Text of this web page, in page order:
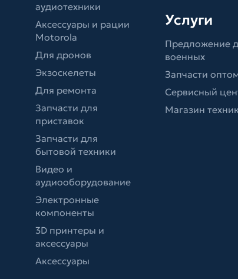
аудиотехники
Аксессуары и рации
Motorola
Для дронов
Экзоскелеты
Для ремонта
Запчасти для
приставок
Запчасти для
бытовой техники
Видео и
аудиооборудование
Электронные
компоненты
3D принтеры и
аксессуары
Аксессуары
Услуги
Предложение
военных
Запчасти
Сервисный
Магазин